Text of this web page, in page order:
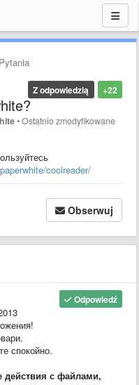
Pytania
+22
Z odpowiedzią
•Ostatnio zmodyfikowane
coolreader/
Obserwuj
Odpowiedź
спокойно.
действия с файлами,